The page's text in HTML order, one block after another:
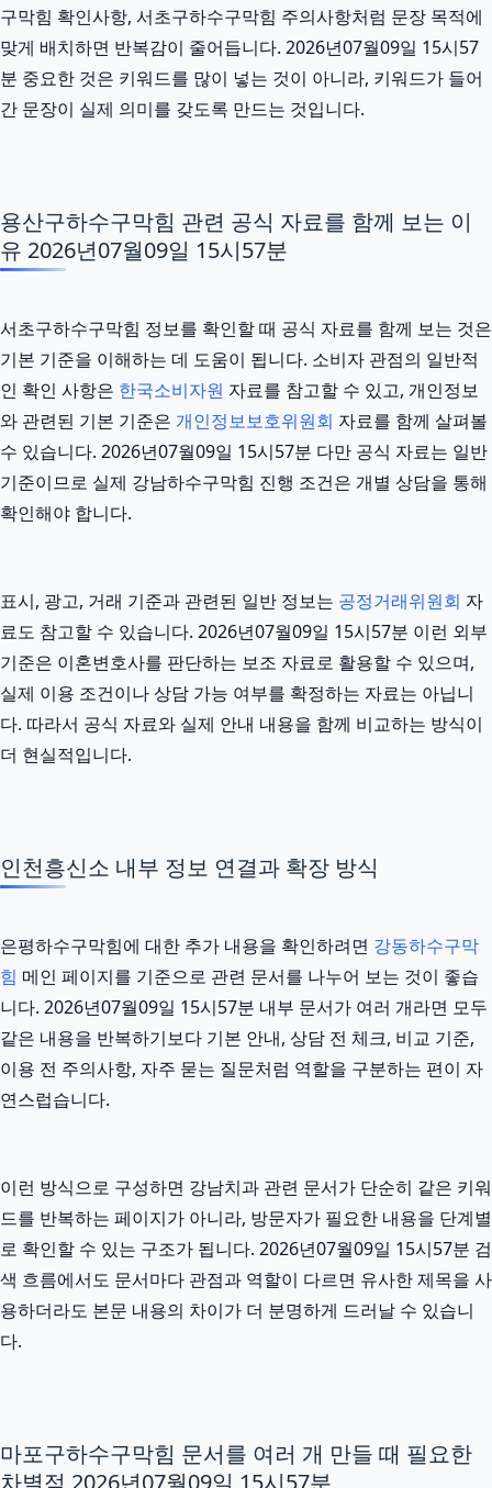
구막힘 확인사항, 서초구하수구막힘 주의사항처럼 문장 목적에
맞게 배치하면 반복감이 줄어듭니다. 2026년07월09일 15시57
분 중요한 것은 키워드를 많이 넣는 것이 아니라, 키워드가 들어
간 문장이 실제 의미를 갖도록 만드는 것입니다.
용산구하수구막힘 관련 공식 자료를 함께 보는 이
유 2026년07월09일 15시57분
서초구하수구막힘 정보를 확인할 때 공식 자료를 함께 보는 것은
기본 기준을 이해하는 데 도움이 됩니다. 소비자 관점의 일반적
인 확인 사항은 한국소비자원 자료를 참고할 수 있고, 개인정보
와 관련된 기본 기준은 개인정보보호위원회 자료를 함께 살펴볼
수 있습니다. 2026년07월09일 15시57분 다만 공식 자료는 일반
기준이므로 실제 강남하수구막힘 진행 조건은 개별 상담을 통해
확인해야 합니다.
표시, 광고, 거래 기준과 관련된 일반 정보는 공정거래위원회 자
료도 참고할 수 있습니다. 2026년07월09일 15시57분 이런 외부
기준은 이혼변호사를 판단하는 보조 자료로 활용할 수 있으며,
실제 이용 조건이나 상담 가능 여부를 확정하는 자료는 아닙니
다. 따라서 공식 자료와 실제 안내 내용을 함께 비교하는 방식이
더 현실적입니다.
인천흥신소 내부 정보 연결과 확장 방식
은평하수구막힘에 대한 추가 내용을 확인하려면 강동하수구막
힘 메인 페이지를 기준으로 관련 문서를 나누어 보는 것이 좋습
니다. 2026년07월09일 15시57분 내부 문서가 여러 개라면 모두
같은 내용을 반복하기보다 기본 안내, 상담 전 체크, 비교 기준,
이용 전 주의사항, 자주 묻는 질문처럼 역할을 구분하는 편이 자
연스럽습니다.
이런 방식으로 구성하면 강남치과 관련 문서가 단순히 같은 키워
드를 반복하는 페이지가 아니라, 방문자가 필요한 내용을 단계별
로 확인할 수 있는 구조가 됩니다. 2026년07월09일 15시57분 검
색 흐름에서도 문서마다 관점과 역할이 다르면 유사한 제목을 사
용하더라도 본문 내용의 차이가 더 분명하게 드러날 수 있습니
다.
마포구하수구막힘 문서를 여러 개 만들 때 필요한
차별점 2026년07월09일 15시57분